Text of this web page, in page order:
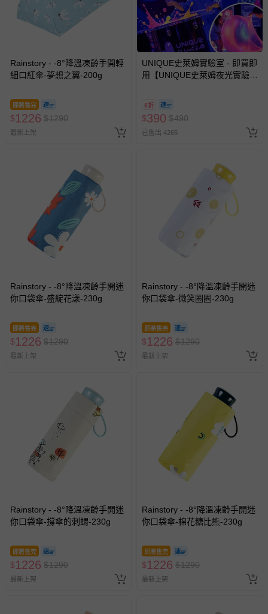
Rainstory - -8°降溫凍齡手開輕
細口紅傘-夢想之翼-200g
即將售完
$1226 $1290
最新上架
UNIQUE史萊姆實驗室 - 即買即
用【UNIQUE史萊姆夜光實驗室
訂單編號兌換，逾期作廢) (大
人小孩均一價(3歲以上需購票))
8折
$390 $490
已售出 4265
Rainstory - -8°降溫凍齡手開迷
你口袋傘-盛綻花漾-230g
即將售完
$1226 $1290
最新上架
Rainstory - -8°降溫凍齡手開迷
你口袋傘-微笑圈圈-230g
即將售完
$1226 $1290
最新上架
Rainstory - -8°降溫凍齡手開迷
你口袋傘-撐傘的刺蝟-230g
即將售完
$1226 $1290
最新上架
Rainstory - -8°降溫凍齡手開迷
你口袋傘-棉花糖比熊-230g
即將售完
$1226 $1290
最新上架